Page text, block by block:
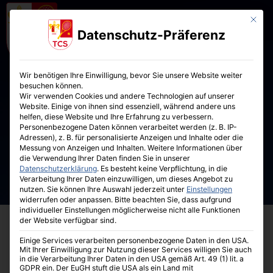
Mit
Datenschutz-Präferenz
Wir benötigen Ihre Einwilligung, bevor Sie unsere Website weiter
besuchen können.
Wir verwenden Cookies und andere Technologien auf unserer
Website. Einige von ihnen sind essenziell, während andere uns
helfen, diese Website und Ihre Erfahrung zu verbessern.
Personenbezogene Daten können verarbeitet werden (z. B. IP-
Adressen), z. B. für personalisierte Anzeigen und Inhalte oder die
Messung von Anzeigen und Inhalten. Weitere Informationen über
die Verwendung Ihrer Daten finden Sie in unserer
Datenschutzerklärung. Es besteht keine Verpflichtung, in die
Verarbeitung Ihrer Daten einzuwilligen, um dieses Angebot zu
nutzen. Sie können Ihre Auswahl jederzeit unter Einstellungen
widerrufen oder anpassen. Bitte beachten Sie, dass aufgrund
individueller Einstellungen möglicherweise nicht alle Funktionen
der Website verfügbar sind.
Einige Services verarbeiten personenbezogene Daten in den USA.
Mit Ihrer Einwilligung zur Nutzung dieser Services willigen Sie auch
in die Verarbeitung Ihrer Daten in den USA gemäß Art. 49 (1) lit. a
GDPR ein. Der EuGH stuft die USA als ein Land mit